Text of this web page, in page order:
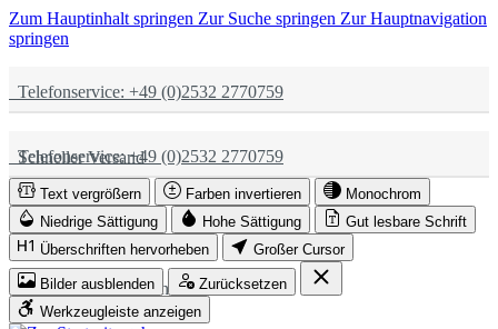
Zum Hauptinhalt springen Zur Suche springen Zur Hauptnavigation
springen
Telefonservice: +49 (0)2532 2770759
Schneller Versand
Partnerschaftlich
Sicher Einkaufen dank SSL
Telefonservice: +49 (0)2532 2770759
Schneller Versand
Partnerschaftlich
Text vergrößern Farben invertieren
Monochrom
Niedrige Sättigung
Hohe Sättigung
Gut lesbare Schrift
Überschriften hervorheben
Großer Cursor
Bilder ausblenden
Zurücksetzen
Werkzeugleiste anzeigen